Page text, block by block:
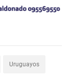
Uruguayos